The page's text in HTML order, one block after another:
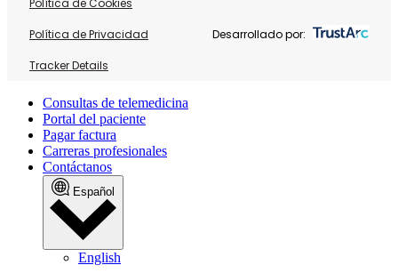
Política de Cookies
Política de Privacidad
Tracker Details
Desarrollado por:
Consultas de telemedicina
Portal del paciente
Pagar factura
Carreras profesionales
Contáctanos
Español
English